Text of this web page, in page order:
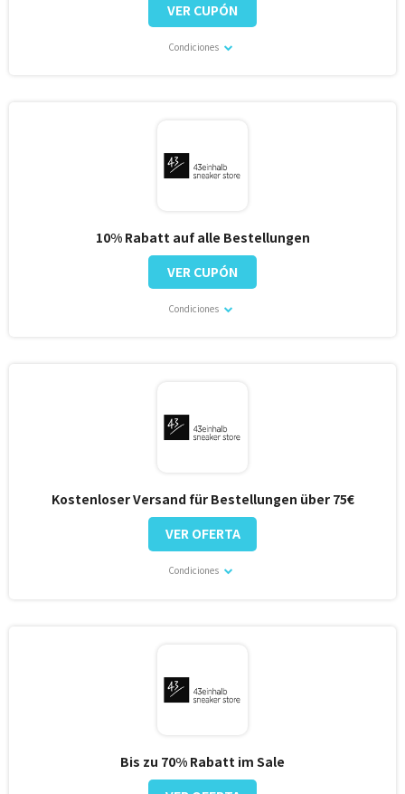
Condiciones
VER CUPÓN
10% Rabatt auf alle Bestellungen
Condiciones
VER CUPÓN
Kostenloser Versand für Bestellungen über 75€
Condiciones
VER OFERTA
Bis zu 70% Rabatt im Sale